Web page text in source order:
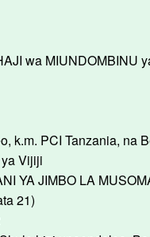
wa MIUNDOMBINU
k.m. PCI Tanzania, na
Vijiji
YA JIMBO LA
21)